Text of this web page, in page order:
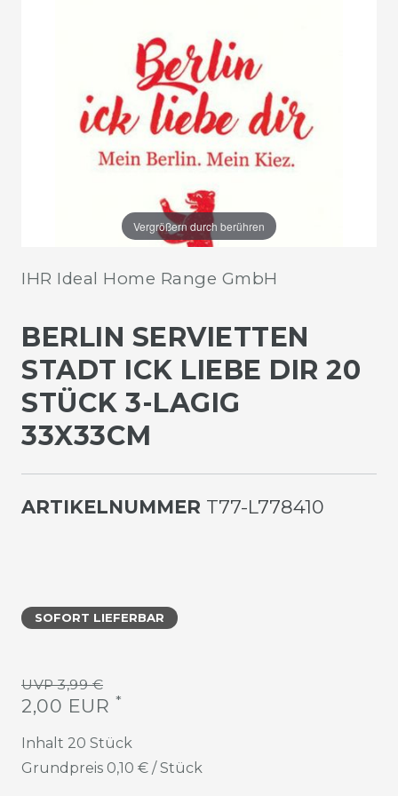
Vergrößern durch berühren
IHR Ideal Home Range GmbH
BERLIN SERVIETTEN
STADT ICK LIEBE DIR 20
STÜCK 3-LAGIG
33X33CM
ARTIKELNUMMER T77-L778410
SOFORT LIEFERBAR
UVP 3,99 €
2,00 EUR *
Inhalt 20 Stück
Grundpreis 0,10 € / Stück